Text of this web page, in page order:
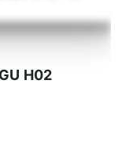
H02